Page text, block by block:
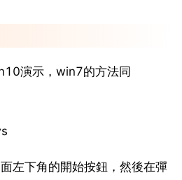
演示，win7的方法同
左下角的開始按鈕，然後在彈